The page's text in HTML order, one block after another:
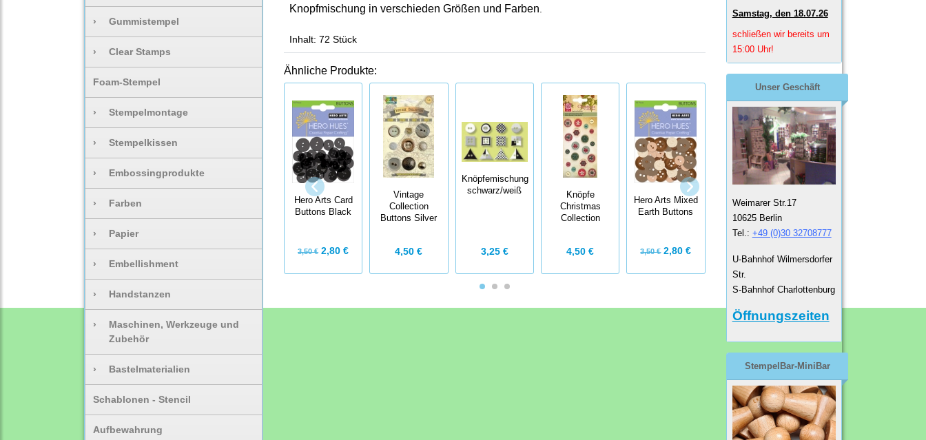
› Gummistempel
› Clear Stamps
Foam-Stempel
› Stempelmontage
› Stempelkissen
› Embossingprodukte
› Farben
› Papier
› Embellishment
› Handstanzen
›
Maschinen, Werkzeuge und
Zubehör
› Bastelmaterialien
Schablonen - Stencil
Aufbewahrung
Knopfmischung in verschieden Größen und Farben.
Inhalt: 72 Stück
Ähnliche Produkte:
Hero Arts Card
Buttons Black
3,50 €2,80 €
Vintage
Collection
Buttons Silver
4,50 €
Knöpfemischung
schwarz/weiß
3,25 €
Knöpfe
Christmas
Collection
4,50 €
Hero Arts Mixed
Earth Buttons
3,50 €2,80 €
Accoutrements
Samstag, den 18.07.26
schließen wir bereits um
15:00 Uhr!
Unser Geschäft
Weimarer Str.17
10625 Berlin
Tel.: +49 (0)30 32708777
U-Bahnhof Wilmersdorfer
Str.
S-Bahnhof Charlottenburg
Öffnungszeiten
StempelBar-MiniBar